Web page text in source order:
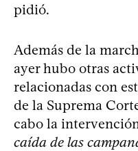
pidió.
Además de la
ayer hubo otras
relacionadas con
de la Suprema
cabo la
caída de las